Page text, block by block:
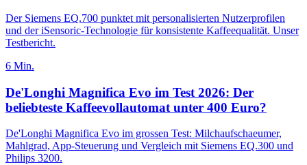
Der Siemens EQ.700 punktet mit personalisierten Nutzerprofilen
und der iSensoric-Technologie für konsistente Kaffeequalität. Unser
Testbericht.
6 Min.
De'Longhi Magnifica Evo im Test 2026: Der
beliebteste Kaffeevollautomat unter 400 Euro?
De'Longhi Magnifica Evo im grossen Test: Milchaufschaeumer,
Mahlgrad, App-Steuerung und Vergleich mit Siemens EQ.300 und
Philips 3200.